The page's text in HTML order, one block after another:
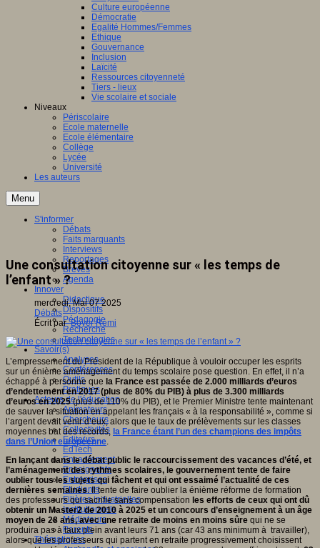
Culture européenne
Démocratie
Egalité Hommes/Femmes
Ethique
Gouvernance
Inclusion
Laïcité
Ressources citoyenneté
Tiers - lieux
Vie scolaire et sociale
Niveaux
Périscolaire
Ecole maternelle
Ecole élémentaire
Collège
Lycée
Université
Les auteurs
Menu
S'informer
Débats
Faits marquants
Interviews
Reportages
Brèves
Agenda
Innover
Didactique
Dispositifs
Pédagogie
Recherche
Technologies
Savoir(s)
Analyses
Conférences
Outils
Pratiques
Acteurs de l'éducation
Animateurs
Chercheurs
Collectivités
Editeurs
EdTech
Encadrement
Enseignants
Entreprises
Etudiants
Filières industrielles
Institutionnels
Médiateurs
Parents
Thématiques
Une consultation citoyenne sur « les temps de
l’enfant » ?
mercredi, Mai 07 2025
Débats
Écrit parBoyer Rémi
L’empressement du Président de la République à vouloir occuper les esprits
sur un énième aménagement du temps scolaire pose question. En effet, il n’a
échappé à personne que la France est passée de 2.000 milliards d’euros
d’endettement en 2017 (plus de 80% du PIB) à plus de 3.300 milliards
d’euros en 2025(plus de 110% du PIB), et le Premier Ministre tente maintenant
de sauver la situation en appelant les français « à la responsabilité », comme si
l’argent devait venir d’eux, alors que le taux de prélèvements sur les classes
moyennes bat des records, la France étant l’un des champions des impôts
dans l’Union européenne.
En lançant dans le débat public le raccourcissement des vacances d’été, et
l’aménagement des rythmes scolaires, le gouvernement tente de faire
oublier tous les sujets qui fâchent et qui ont essaimé l’actualité de ces
dernières semaines. Il tente de faire oublier la énième réforme de formation
des professeurs qui sacrifie sans compensation les efforts de ceux qui ont dû
obtenir un Master2 de 2010 à 2025 et un concours d’enseignement à un âge
moyen de 28 ans, avec une retraite de moins en moins sûre qui ne se
produira pas à taux plein avant leurs 71 ans (car 43 ans minimum à travailler),
alors que les professeurs qui partent en retraite progressivement choisissent